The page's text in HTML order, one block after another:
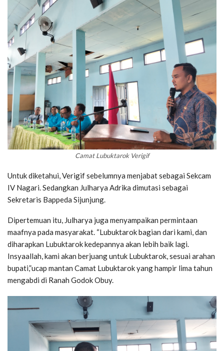
Camat Lubuktarok Verigif
Untuk diketahui, Verigif sebelumnya menjabat sebagai Sekcam
IV Nagari. Sedangkan Julharya Adrika dimutasi sebagai
Sekretaris Bappeda Sijunjung.
Dipertemuan itu, Julharya juga menyampaikan permintaan
maafnya pada masyarakat. “Lubuktarok bagian dari kami, dan
diharapkan Lubuktarok kedepannya akan lebih baik lagi.
Insyaallah, kami akan berjuang untuk Lubuktarok, sesuai arahan
bupati,”ucap mantan Camat Lubuktarok yang hampir lima tahun
mengabdi di Ranah Godok Obuy.